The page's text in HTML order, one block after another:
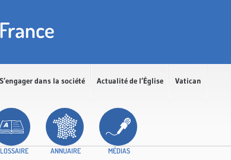
S’engager dans la société Actualité de l’Église Vatican
ANNUAIRE MÉDIAS